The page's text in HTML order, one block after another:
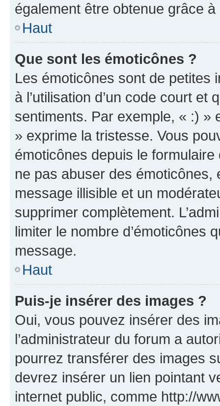
également être obtenue grâce à
Haut
Que sont les émoticônes ?
Les émoticônes sont de petites
à l’utilisation d’un code court et
sentiments. Par exemple, « :) »
» exprime la tristesse. Vous
émoticônes depuis le
ne pas abuser des
message illisible et un
supprimer complètement.
limiter le nombre d’émoticônes
message.
Haut
Puis-je insérer des images ?
Oui, vous pouvez insérer des
l’administrateur du forum a
pourrez transférer des images
devrez insérer un lien pointant
internet public, comme http://